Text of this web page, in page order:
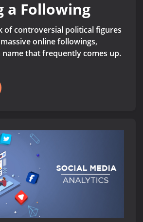
a Following
of controversial political figures
online followings,
name that frequently comes up.